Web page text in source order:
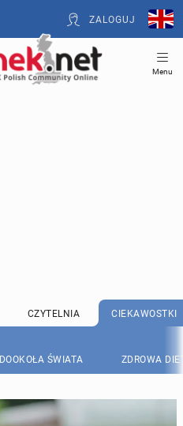
ZALOGUJ
Menu
CZYTELNIA CIEKAWOSTKI
DOOKOŁA ŚWIATA ZDROWA